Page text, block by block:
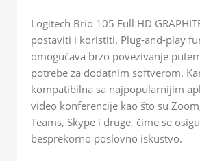
Logitech Brio 105 Full HD
postaviti i koristiti. Plug-and-play
omogućava brzo povezivanje
potrebe za dodatnim softverom.
kompatibilna sa najpopularnijim
video konferencije kao što su
Teams, Skype i druge, čime se
besprekorno poslovno iskustvo.